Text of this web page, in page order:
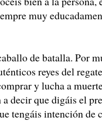
muy
de batalla. Por
reyes del
y lucha a
decir que digáis el
tengáis intención